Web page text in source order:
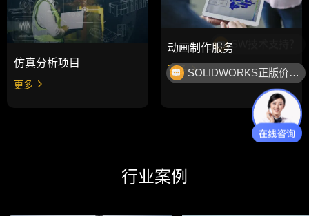
仿真分析项目
更多
动画制作服务
更多
行业案例
SOLIDWORKS正版价格？
SW技术支持？